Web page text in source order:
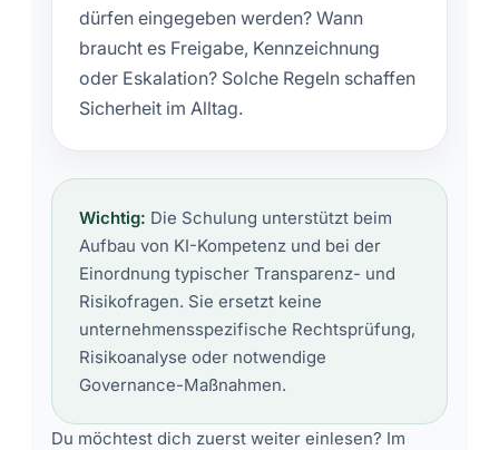
dürfen eingegeben werden? Wann
braucht es Freigabe, Kennzeichnung
oder Eskalation? Solche Regeln schaffen
Sicherheit im Alltag.
Wichtig: Die Schulung unterstützt beim
Aufbau von KI-Kompetenz und bei der
Einordnung typischer Transparenz- und
Risikofragen. Sie ersetzt keine
unternehmensspezifische Rechtsprüfung,
Risikoanalyse oder notwendige
Governance-Maßnahmen.
Du möchtest dich zuerst weiter einlesen? Im